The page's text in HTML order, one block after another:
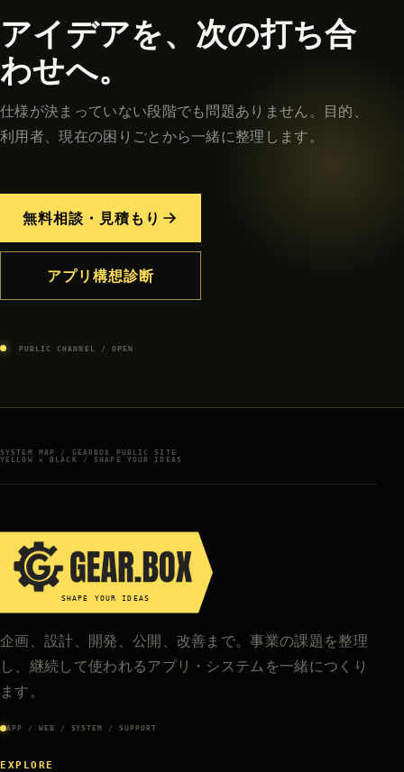
アイデアを、次の打ち合
わせへ。
仕様が決まっていない段階でも問題ありません。目的、
利用者、現在の困りごとから一緒に整理します。
無料相談・見積もり
アプリ構想診断
PUBLIC CHANNEL / OPEN
SYSTEM MAP / GEARBOX PUBLIC SITE
YELLOW × BLACK / SHAPE YOUR IDEAS
SHAPE YOUR IDEAS
企画、設計、開発、公開、改善まで。事業の課題を整理
し、継続して使われるアプリ・システムを一緒につくり
ます。
APP / WEB / SYSTEM / SUPPORT
EXPLORE